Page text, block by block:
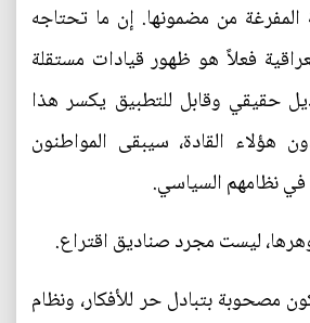
المفرغة من مضمونها. إن ما تحتاجه
فعلاً هو ظهور قيادات مستقلة
حقيقي وقابل للتطبيق يكسر هذا
هؤلاء القادة، سيبقى المواطنون
نظامهم السياسي.
ليست مجرد صناديق اقتراع.
مصحوبة بتبادل حر للأفكار، ونظام